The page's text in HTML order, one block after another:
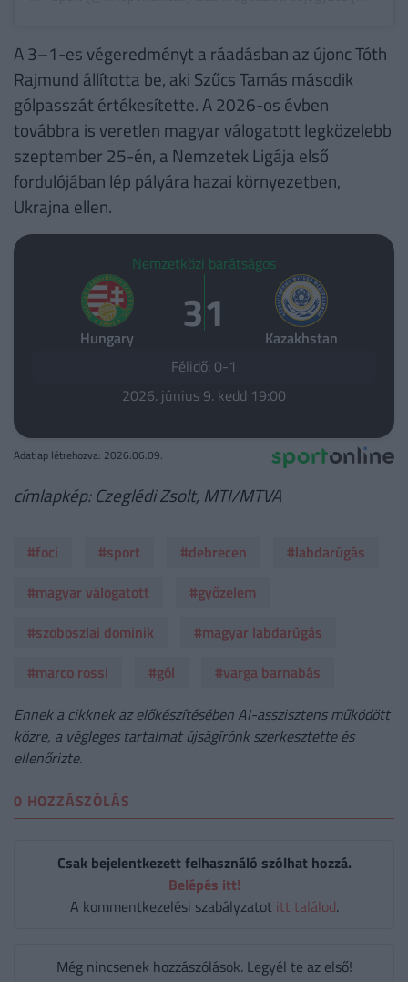
A 3–1-es végeredményt a ráadásban az újonc Tóth
Rajmund állította be, aki Szűcs Tamás második
gólpasszát értékesítette. A 2026-os évben
továbbra is veretlen magyar válogatott legközelebb
szeptember 25-én, a Nemzetek Ligája első
fordulójában lép pályára hazai környezetben,
Ukrajna ellen.
Nemzetközi barátságos
Hungary 31
Kazakhstan
Félidő: 0-1
2026. június 9. kedd 19:00
Adatlap létrehozva: 2026.06.09.
címlapkép: Czeglédi Zsolt, MTI/MTVA
#foci #sport #debrecen
#labdarúgás
#magyar válogatott
#győzelem
#szoboszlai dominik
#magyar labdarúgás
#marco rossi
#gól
#varga barnabás
Ennek a cikknek az előkészítésében AI-asszisztens működött
közre, a végleges tartalmat újságírónk szerkesztette és
ellenőrizte.
0 HOZZÁSZÓLÁS
Csak bejelentkezett felhasználó szólhat hozzá.
Belépés itt!
A kommentkezelési szabályzatot itt találod.
Még nincsenek hozzászólások. Legyél te az első!